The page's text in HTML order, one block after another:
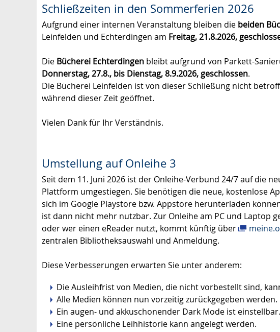
Schließzeiten in den Sommerferien 2026
Aufgrund einer internen Veranstaltung bleiben die beiden
Leinfelden und Echterdingen am Freitag, 21.8.2026,
Die Bücherei Echterdingen bleibt aufgrund von Parkett-
Donnerstag, 27.8., bis Dienstag, 8.9.2026, geschlossen.
Die Bücherei Leinfelden ist von dieser Schließung nicht
während dieser Zeit geöffnet.
Vielen Dank für Ihr Verständnis.
Umstellung auf Onleihe 3
Seit dem 11. Juni 2026 ist der Onleihe-Verbund 24/7 auf die
Plattform umgestiegen. Sie benötigen die neue, kostenlose
sich im Google Playstore bzw. Appstore herunterladen
ist dann nicht mehr nutzbar. Zur Onleihe am PC und Laptop
oder wer einen eReader nutzt, kommt künftig über
zentralen Bibliotheksauswahl und Anmeldung.
Diese Verbesserungen erwarten Sie unter anderem:
Die Ausleihfrist von Medien, die nicht vorbestellt sind,
Alle Medien können nun vorzeitig zurückgegeben werden.
Ein augen- und akkuschonender Dark Mode ist einstellbar.
Eine persönliche Leihhistorie kann angelegt werden.